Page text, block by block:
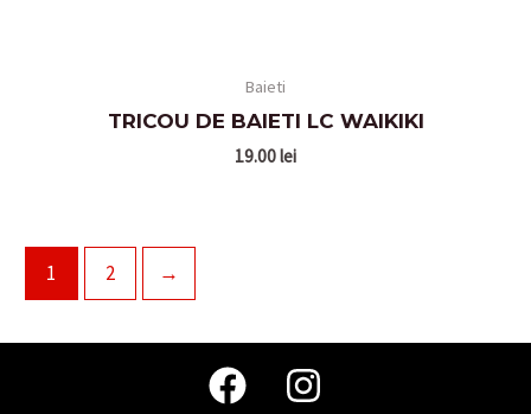
Baieti
TRICOU DE BAIETI LC WAIKIKI
19.00lei
1 2 →